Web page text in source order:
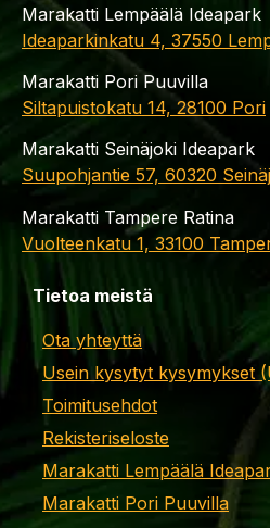
Marakatti Lempäälä Ideapark
Ideaparkinkatu 4, 37550
Marakatti Pori Puuvilla
Siltapuistokatu 14, 28100 Pori
Marakatti Seinäjoki Ideapark
Suupohjantie 57, 60320
Marakatti Tampere Ratina
Vuolteenkatu 1, 33100
Tietoa meistä
Ota yhteyttä
Usein kysytyt kysymykset
Toimitusehdot
Rekisteriseloste
Marakatti Lempäälä
Marakatti Pori Puuvilla